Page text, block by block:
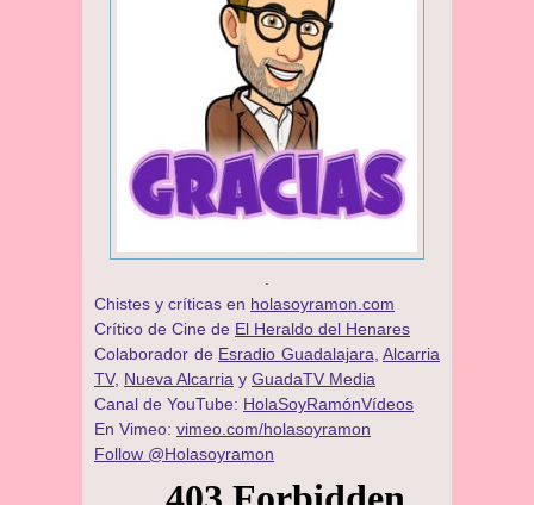
Chistes y críticas en holasoyramon.com
Crítico de Cine de El Heraldo del Henares
​​Colaborador de Esradio Guadalajara Alcarria
TV, Nueva Alcarria y GuadaTV Media
Canal de YouTube: HolaSoyRamónVídeos
En Vimeo: vimeo.com/holasoyramon
Follow @Holasoyramon